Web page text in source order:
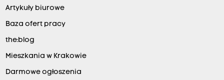
Artykuły biurowe
Baza ofert pracy
the:blog
Mieszkania w Krakowie
Darmowe ogłoszenia